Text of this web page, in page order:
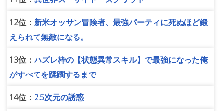
12位： 新米オッサン冒険者、最強パーティに死ぬほど鍛
えられて無敵になる。
13位：ハズレ枠の【状態異常スキル】で最強になった俺
がすべてを蹂躙するまで
14位： 2.5次元の誘惑